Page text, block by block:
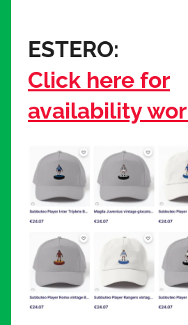
ESTERO:
Click here for
availability